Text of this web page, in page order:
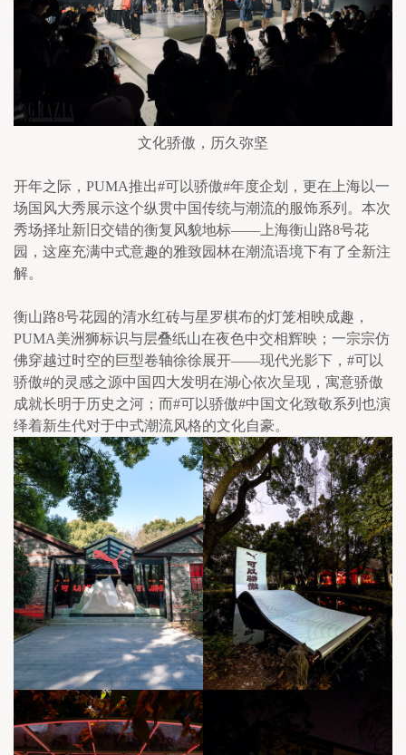
文化骄傲，历久弥坚
开年之际，PUMA推出#可以骄傲#年度企划，更在上海以一
场国风大秀展示这个纵贯中国传统与潮流的服饰系列。本次
秀场择址新旧交错的衡复风貌地标——上海衡山路8号花
园，这座充满中式意趣的雅致园林在潮流语境下有了全新注
解。
衡山路8号花园的清水红砖与星罗棋布的灯笼相映成趣，
PUMA美洲狮标识与层叠纸山在夜色中交相辉映；一宗宗仿
佛穿越过时空的巨型卷轴徐徐展开——现代光影下，#可以
骄傲#的灵感之源中国四大发明在湖心依次呈现，寓意骄傲
成就长明于历史之河；而#可以骄傲#中国文化致敬系列也演
绎着新生代对于中式潮流风格的文化自豪。